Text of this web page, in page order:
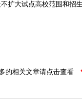
扩大试点高校范围和招
的相关文章请点击查看